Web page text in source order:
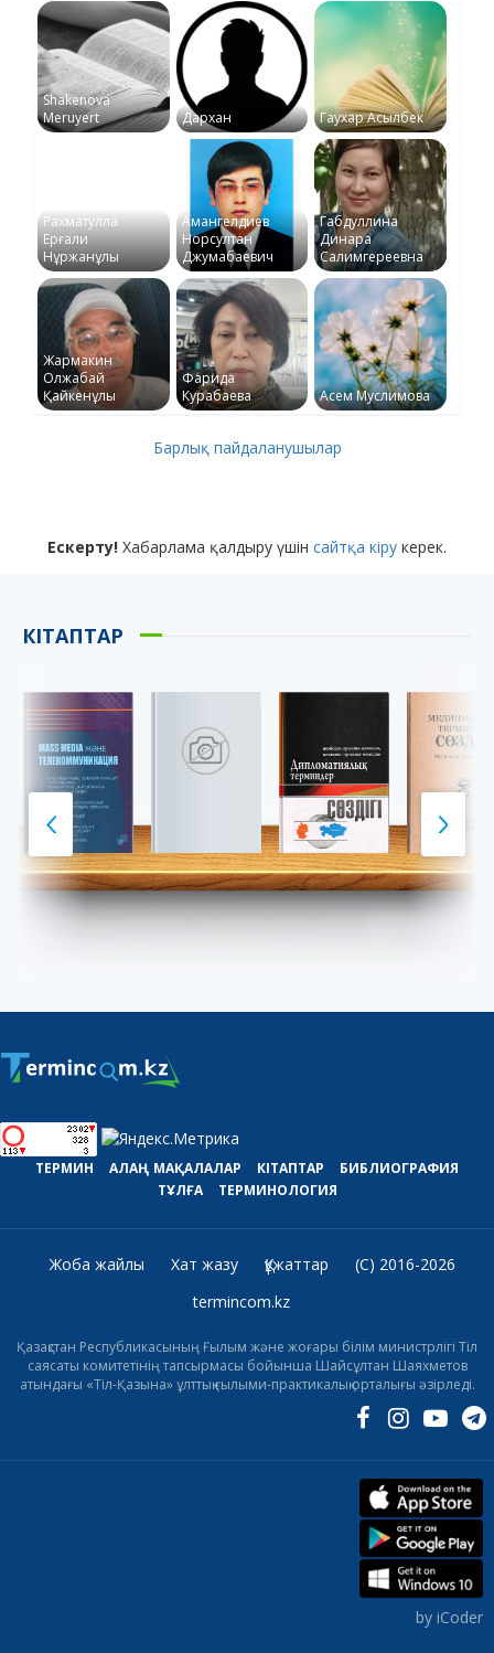
Shakenova
Meruyert
Дархан Гаухар Асылбек
Рахматулла
Ерғали
Нұржанұлы
Амангелдиев
Норсултан
Джумабаевич
Габдуллина
Динара
Салимгереевна
Жармакин
Олжабай
Қайкенұлы
Фарида
Курабаева
Асем Муслимова
Барлық пайдаланушылар
Ескерту! Хабарлама қалдыру үшін сайтқа кіру керек.
КІТАПТАР
ТЕРМИН АЛАҢ МАҚАЛАЛАР КІТАПТАР
БИБЛИОГРАФИЯ
ТҰЛҒА
ТЕРМИНОЛОГИЯ
Жоба жайлы Хат жазу Құжаттар
(C) 2016-2026
termincom.kz
Қазақстан Республикасының Ғылым және жоғары білім министрлігі Тіл
саясаты комитетінің тапсырмасы бойынша Шайсұлтан Шаяхметов
атындағы «Тіл-Қазына» ұлттық ғылыми-практикалық орталығы әзірледі.
by iCoder